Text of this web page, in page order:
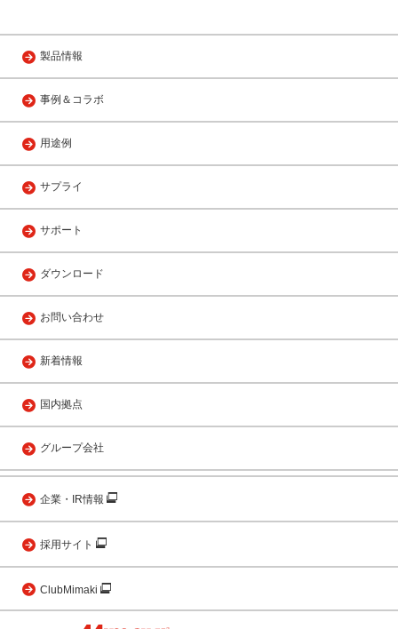
製品情報
事例＆コラボ
用途例
サプライ
サポート
ダウンロード
お問い合わせ
新着情報
国内拠点
グループ会社
企業・IR情報
採用サイト
ClubMimaki